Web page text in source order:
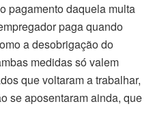
pagamento daquela multa
paga quando
a desobrigação do
medidas só valem
que voltaram a trabalhar,
se aposentaram ainda, que